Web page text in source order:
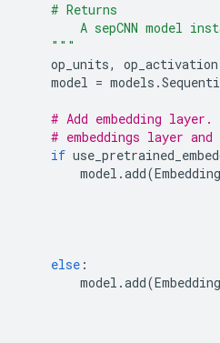
    # Returns
A sepCNN model
    """
op_units, op_activation
model = models .
# Add embedding
# embeddings layer
if
model .add(Embedding
else :
model .add(Embedding